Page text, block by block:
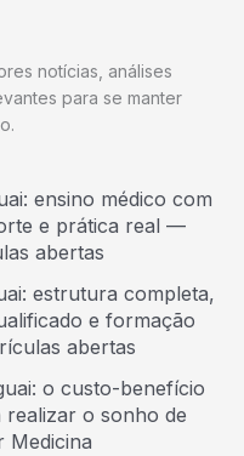
notícias, análises
para se manter
ensino médico com
e prática real —
abertas
estrutura completa,
e formação
abertas
o custo-benefício
o sonho de
Medicina